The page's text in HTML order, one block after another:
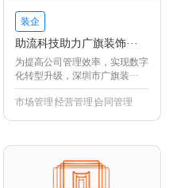
装企
助流科技助力广旗装饰···
为提高公司管理效率，实现数字
化转型升级，深圳市广旗装···
市场管理 经营管理 合同管理